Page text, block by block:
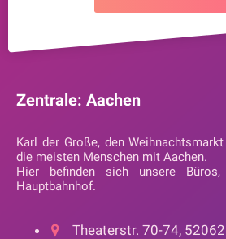
Zentrale: Aachen
Karl der Große, den
die meisten Menschen mit Aachen.
Hier befinden sich unsere
Hauptbahnhof.
Theaterstr. 70-74,